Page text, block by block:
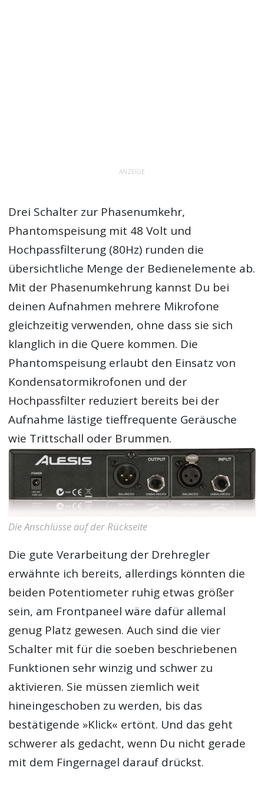
ANZEIGE
Drei Schalter zur Phasenumkehr,
Phantomspeisung mit 48 Volt und
Hochpassfilterung (80Hz) runden die
übersichtliche Menge der Bedienelemente ab.
Mit der Phasenumkehrung kannst Du bei
deinen Aufnahmen mehrere Mikrofone
gleichzeitig verwenden, ohne dass sie sich
klanglich in die Quere kommen. Die
Phantomspeisung erlaubt den Einsatz von
Kondensatormikrofonen und der
Hochpassfilter reduziert bereits bei der
Aufnahme lästige tieffrequente Geräusche
wie Trittschall oder Brummen.
Die Anschlüsse auf der Rückseite
Die gute Verarbeitung der Drehregler
erwähnte ich bereits, allerdings könnten die
beiden Potentiometer ruhig etwas größer
sein, am Frontpaneel wäre dafür allemal
genug Platz gewesen. Auch sind die vier
Schalter mit für die soeben beschriebenen
Funktionen sehr winzig und schwer zu
aktivieren. Sie müssen ziemlich weit
hineingeschoben zu werden, bis das
bestätigende »Klick« ertönt. Und das geht
schwerer als gedacht, wenn Du nicht gerade
mit dem Fingernagel darauf drückst.